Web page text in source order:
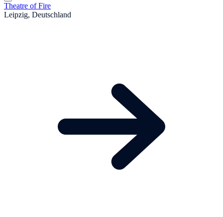
Theatre of Fire
Leipzig, Deutschland